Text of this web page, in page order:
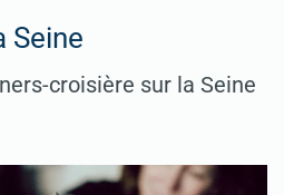
Seine
croisière sur la Seine